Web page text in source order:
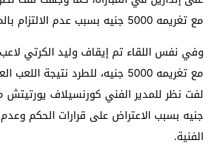
مع تغريمه 5000 جنيه بسبب عدم الالتزام بالمنطقة الفنية.
وفي نفس اللقاء تم إيقاف وليد الكرتي لاعب
مع تغريمه 5000 جنيه، للطرد نتيجة
جنيه بسبب الاعتراض على قرارات الحكم وعدم
الفنية.